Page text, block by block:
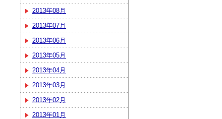
2013年08月
2013年07月
2013年06月
2013年05月
2013年04月
2013年03月
2013年02月
2013年01月